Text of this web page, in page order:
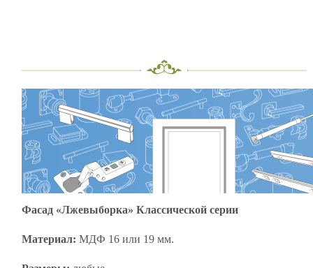
Фасад «Лжевыборка» Классической серии
Материал: МДФ 16 или 19 мм.